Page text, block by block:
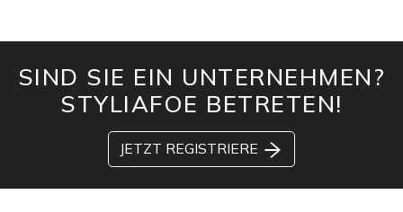
SIND SIE EIN UNTERNEHMEN?
STYLIAFOE BETRETEN!
JETZT REGISTRIERE